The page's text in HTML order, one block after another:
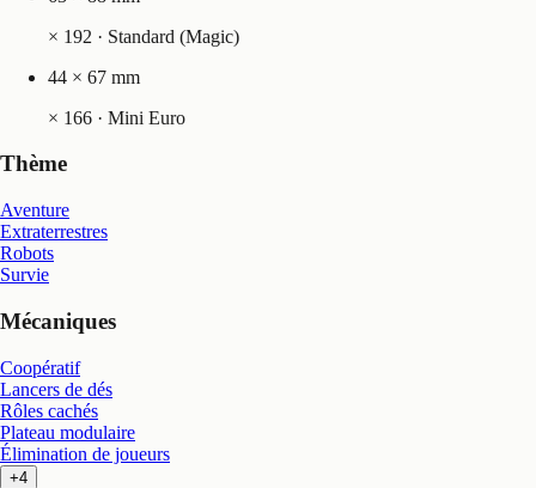
× 192 · Standard (Magic)
44 × 67 mm
× 166 · Mini Euro
Thème
Aventure
Extraterrestres
Robots
Survie
Mécaniques
Coopératif
Lancers de dés
Rôles cachés
Plateau modulaire
Élimination de joueurs
+4